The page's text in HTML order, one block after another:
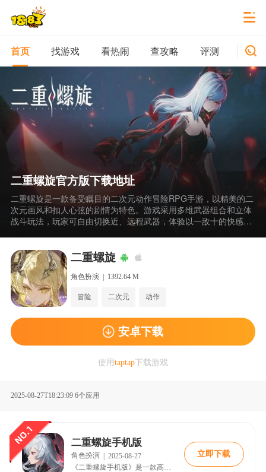
首页 找游戏 看热闹 查攻略 评测 新游
二重螺旋官方版下载地址
二重螺旋是一款备受瞩目的二次元动作冒险RPG手游，以精美的二
次元画风和扣人心弦的剧情为特色。游戏采用多维武器组合和立体
战斗玩法，玩家可自由切换近、远程武器，体验以一敌十的快感。
二重螺旋
角色扮演 | 1392.64 M
冒险 二次元 动作
安卓下载
使用taptap下载游戏
2025-08-27T18:23:09 6个应用
二重螺旋手机版
角色扮演 | 2025-08-27
《二重螺旋手机版》是一款高自由度的幻想冒险RPG手游，玩家将踏入一个魔法与机械共存的宏大世界，体验双主线故事，扮演不同身份的主角，邂逅百相恶魔，探索命运的真相。
立即下载